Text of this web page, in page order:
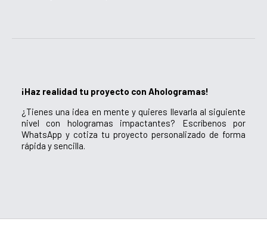
¡Haz realidad tu proyecto con Ahologramas!
¿Tienes una idea en mente y quieres llevarla al siguiente
nivel con hologramas impactantes? Escríbenos por
WhatsApp y cotiza tu proyecto personalizado de forma
rápida y sencilla.